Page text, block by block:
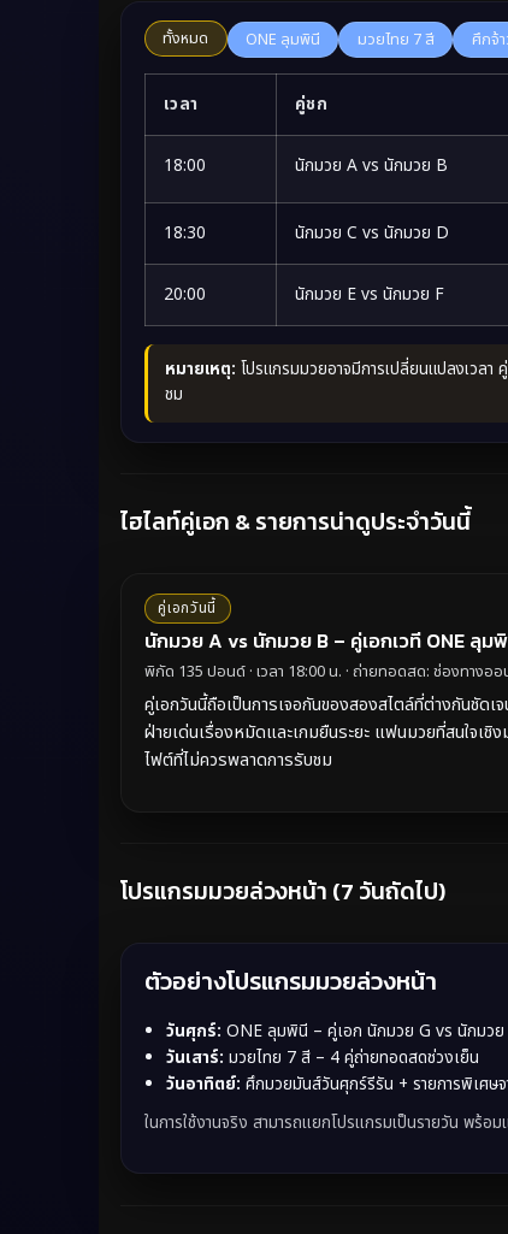
ทั้งหมด ONE ลุมพินี มวยไทย 7 สี ศึกจ้
เวลา คู่ชก
18:00 นักมวย A vs นักมวย B
18:30 นักมวย C vs นักมวย D
20:00 นักมวย E vs นักมวย F
หมายเหตุ: โปรแกรมมวยอาจมีการเปลี่ยนแปลงเวล
ชม
ไฮไลท์คู่เอก & รายการน่าดูประจำวันนี้
คู่เอกวันนี้
นักมวย A vs นักมวย B – คู่เอกเวที ONE ลุม
พิกัด 135 ปอนด์ · เวลา 18:00 น. · ถ่ายทอดสด: ช่องทางออ
คู่เอกวันนี้ถือเป็นการเจอกันของสองสไตล์ที่ต่างกันชัดเ
ฝ่ายเด่นเรื่องหมัดและเกมยืนระยะ แฟนมวยที่สนใจเชิ
ไฟต์ที่ไม่ควรพลาดการรับชม
โปรแกรมมวยล่วงหน้า (7 วันถัดไป)
ตัวอย่างโปรแกรมมวยล่วงหน้า
วันศุกร์: ONE ลุมพินี – คู่เอก นักมวย G vs นักมว
วันเสาร์: มวยไทย 7 สี – 4 คู่ถ่ายทอดสดช่วงเย็น
วันอาทิตย์: ศึกมวยมันส์วันศุกร์รีรัน + รายการพิเศษจ
ในการใช้งานจริง สามารถแยกโปรแกรมเป็นรายวัน พร้